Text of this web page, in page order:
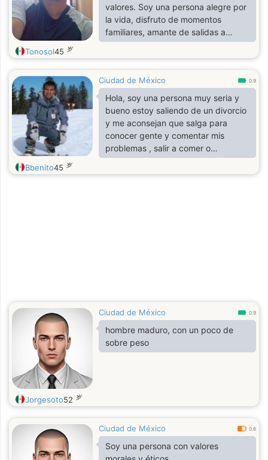
valores. Soy una persona alegre por
la vida, disfruto de momentos
familiares, amante de salidas a
conocer lugares nuevos, caminar
por las noches y beber ya sea un
apasionado por la lectura y la
superación personal, trato de
mantener mi salud en buenas
condiciones y mi cuerpo de igual
manera.
Tonosol45 岁
Ciudad de México 0.9
Hola, soy una persona muy seria y
bueno estoy saliendo de un divorcio
y me aconsejan que salga para
conocer gente y comentar mis
problemas , salir a comer o
desayunar y bueno expresar
sentimientos,. Soy profesor
Bbenito45 岁
Ciudad de México 0.9
hombre maduro, con un poco de
sobre peso
Jorgesoto52 岁
Ciudad de México 0.6
Soy una persona con valores